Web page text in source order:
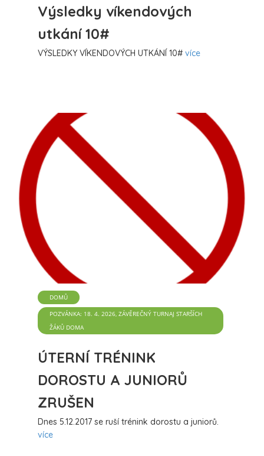
Výsledky víkendových
utkání 10#
VÝSLEDKY VÍKENDOVÝCH UTKÁNÍ 10# více
ÚTERNÍ TRÉNINK
DOROSTU A JUNIORŮ
ZRUŠEN
Dnes 5.12.2017 se ruší trénink dorostu a juniorů.
více
DOMŮ
POZVÁNKA: 18. 4. 2026, ZÁVĚREČNÝ TURNAJ STARŠÍCH
ŽÁKŮ DOMA